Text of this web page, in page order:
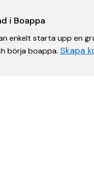
i Boappa
enkelt starta upp en
börja boappa. Skapa